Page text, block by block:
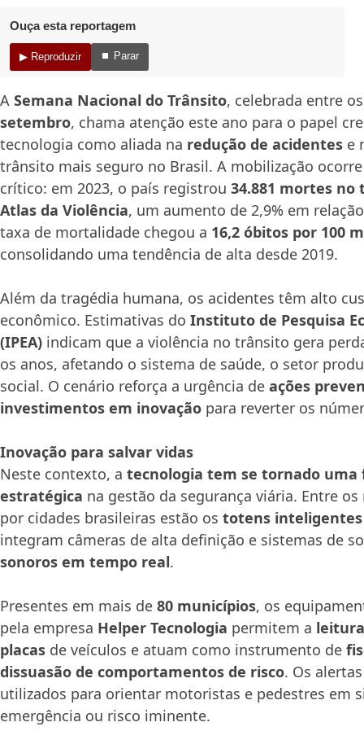
Ouça esta reportagem
▶ Reproduzir ⏹ Parar
A Semana Nacional do Trânsito, celebrada entre
setembro, chama atenção este ano para o papel
tecnologia como aliada na redução de acidentes e
trânsito mais seguro no Brasil. A mobilização
crítico: em 2023, o país registrou 34.881 mortes no
Atlas da Violência, um aumento de 2,9% em
taxa de mortalidade chegou a 16,2 óbitos por 100
consolidando uma tendência de alta desde 2019.
Além da tragédia humana, os acidentes têm alto
econômico. Estimativas do Instituto de Pesquisa
(IPEA) indicam que a violência no trânsito gera
os anos, afetando o sistema de saúde, o setor
social. O cenário reforça a urgência de ações
investimentos em inovação para reverter os
Inovação para salvar vidas
Neste contexto, a tecnologia tem se tornado
estratégica na gestão da segurança viária. Entre
por cidades brasileiras estão os totens inteligentes
integram câmeras de alta definição e sistemas de
sonoros em tempo real.
Presentes em mais de 80 municípios, os
pela empresa Helper Tecnologia permitem a
placas de veículos e atuam como instrumento de
dissuasão de comportamentos de risco. Os
utilizados para orientar motoristas e pedestres em
emergência ou risco iminente.